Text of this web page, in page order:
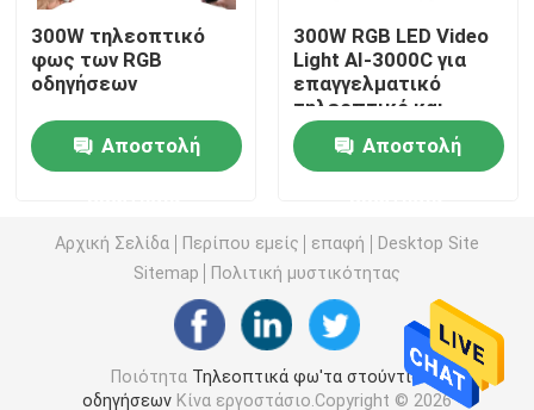
Φωτογραφία φω'των στούντιο οδηγήσεων
Φω'τα στούντιο των RGB οδηγήσεων
LED Half Moon Light
Φω'τα φωτογραφίας φωτός της ημέρας
Μαλακό φως επιτροπής οδηγήσεων
Φως κινηματογραφικών στούντιο
300W τηλεοπτικό
φως των RGB
οδηγήσεων
Αποστολή
300W RGB LED Video
Light AI-3000C για
επαγγελματικό
τηλεοπτικό και
κινηματογραφικό
φωτισμό με 12
προκαθορισμένα εφέ
Αποστολή
Αρχική Σελίδα Περίπου εμείς επαφή
Desktop Site
Sitemap
Πολιτική μυστικότητας
Ποιότητα Τηλεοπτικά φω'τα στούντιο
οδηγήσεωνΚίνα εργοστάσιο.Copyright © 2026